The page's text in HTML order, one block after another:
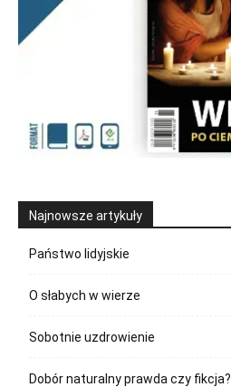
Najnowsze artykuły
Państwo lidyjskie
O słabych w wierze
Sobotnie uzdrowienie
Dobór naturalny prawda czy fikcja?